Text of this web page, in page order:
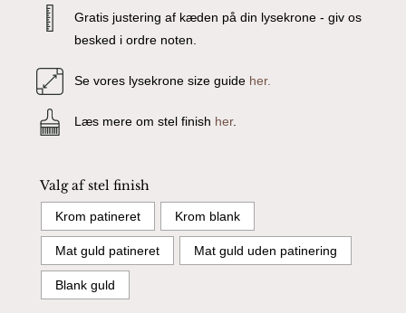
Gratis justering af kæden på din lysekrone - giv os
besked i ordre noten.
Se vores lysekrone size guide her.
Læs mere om stel finish her.
Valg af stel finish
Krom patineret Krom blank
Mat guld patineret Mat guld uden patinering
Blank guld